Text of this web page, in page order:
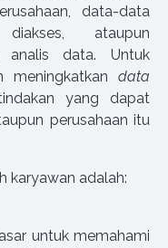
data-data
ataupun
analis data. Untuk
meningkatkan data
yang dapat
perusahaan itu
karyawan adalah:
untuk memahami